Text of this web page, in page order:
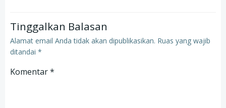
Tinggalkan Balasan
Alamat email Anda tidak akan dipublikasikan. Ruas yang wajib
ditandai *
Komentar*